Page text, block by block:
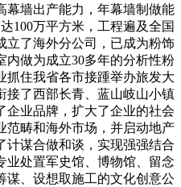
幕墙出产能力，年幕墙制做能
100万平方米，工程遍及全国
立了海外分公司，已成为粉饰
内做为成立30多年的分析性粉
抓住我省各市接踵举办旅发大
接了西部长青、蓝山岐山小镇
企业品牌，扩大了企业的社会
范畴和海外市场，并启动地产
计谋合做和谈，实现强强结合
业处置军史馆、博物馆、留念
谋、设想取施工的文化创意公